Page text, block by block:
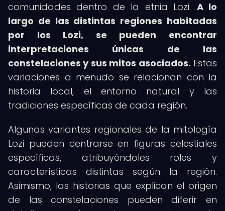
comunidades dentro de la etnia Lozi. A lo
largo de las distintas regiones habitadas
por los Lozi, se pueden encontrar
interpretaciones únicas de las
constelaciones y sus mitos asociados. Estas
variaciones a menudo se relacionan con la
historia local, el entorno natural y las
tradiciones específicas de cada región.
Algunas variantes regionales de la mitología
Lozi pueden centrarse en figuras celestiales
específicas, atribuyéndoles roles y
características distintas según la región.
Asimismo, las historias que explican el origen
de las constelaciones pueden diferir en